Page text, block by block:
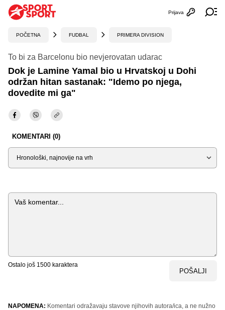
Otvori
Prijava
POČETNA FUDBAL PRIMERA DIVISION
To bi za Barcelonu bio nevjerovatan udarac
Dok je Lamine Yamal bio u Hrvatskoj u Dohi
održan hitan sastanak: "Idemo po njega,
dovedite mi ga"
KOMENTARI (0)
Sortiraj
Komentar
Ostalo još 1500 karaktera
POŠALJI
NAPOMENA: Komentari odražavaju stavove njihovih autora/ica, a ne nužno